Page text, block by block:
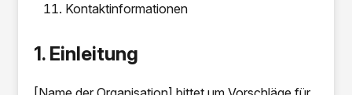
Kontaktinformationen
1. Einleitung